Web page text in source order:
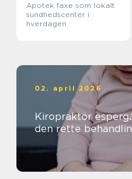
Apotek faxe som lokalt
sundhedscenter i
hverdagen
02. april 2026
Kiropraktor espergærde sådan
den rette